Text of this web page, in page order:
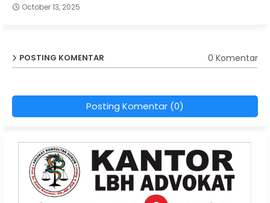
October 13, 2025
POSTING KOMENTAR 0 Komentar
Posting Komentar (0)